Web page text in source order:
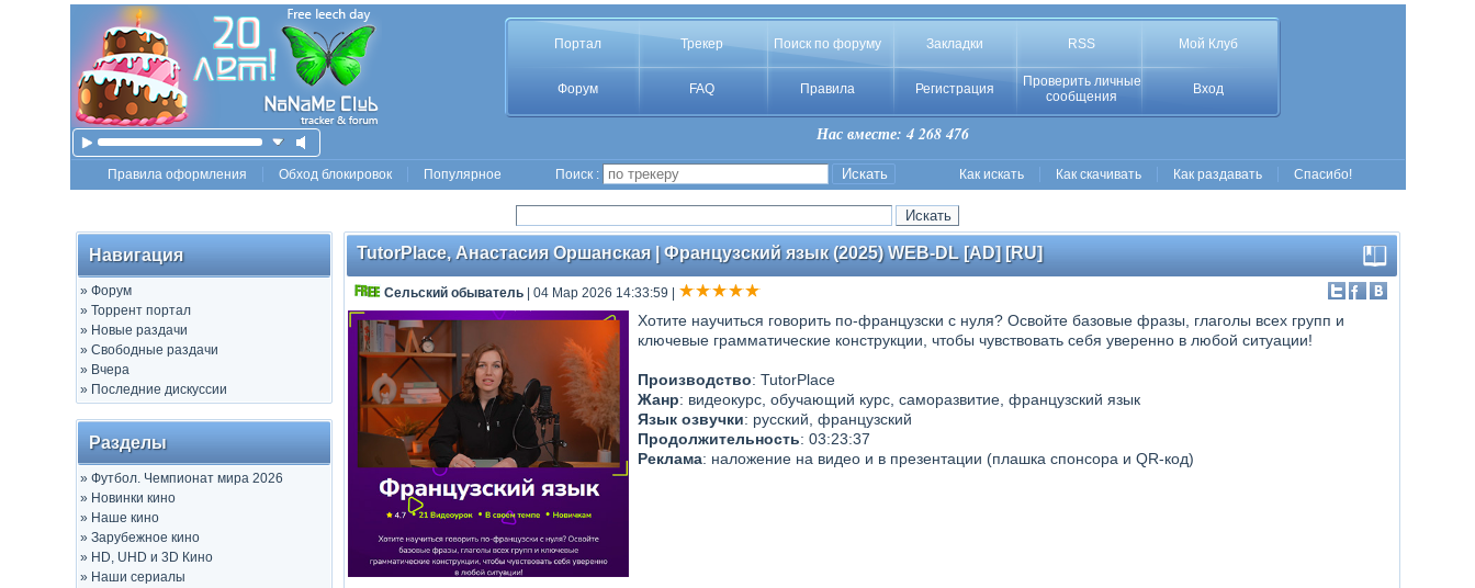
Портал Трекер Поиск по форуму Закладки RSS Мой Клуб
Форум FAQ Правила Регистрация
Проверить личные
сообщения
Вход
Нас вместе: 4 268 476
Правила оформления Обход блокировок Популярное Поиск : Как искать Как скачивать Как раздавать Спасибо!
Навигация
» Форум
» Торрент портал
» Новые раздачи
» Свободные раздачи
» Вчера
» Последние дискуссии
Разделы
» Футбол. Чемпионат мира 2026
» Новинки кино
» Наше кино
» Зарубежное кино
» HD, UHD и 3D Кино
» Наши сериалы
TutorPlace, Анастасия Оршанская | Французский язык (2025) WEB-DL [AD] [RU]
Сельский обыватель| 04 Мар 2026 14:33:59
Хотите научиться говорить по-французски с нуля? Освойте базовые фразы, глаголы всех групп и
ключевые грамматические конструкции, чтобы чувствовать себя уверенно в любой ситуации!
Производство: TutorPlace
Жанр: видеокурс, обучающий курс, саморазвитие, французский язык
Язык озвучки: русский, французский
Продолжительность: 03:23:37
Реклама: наложение на видео и в презентации (плашка спонсора и QR-код)